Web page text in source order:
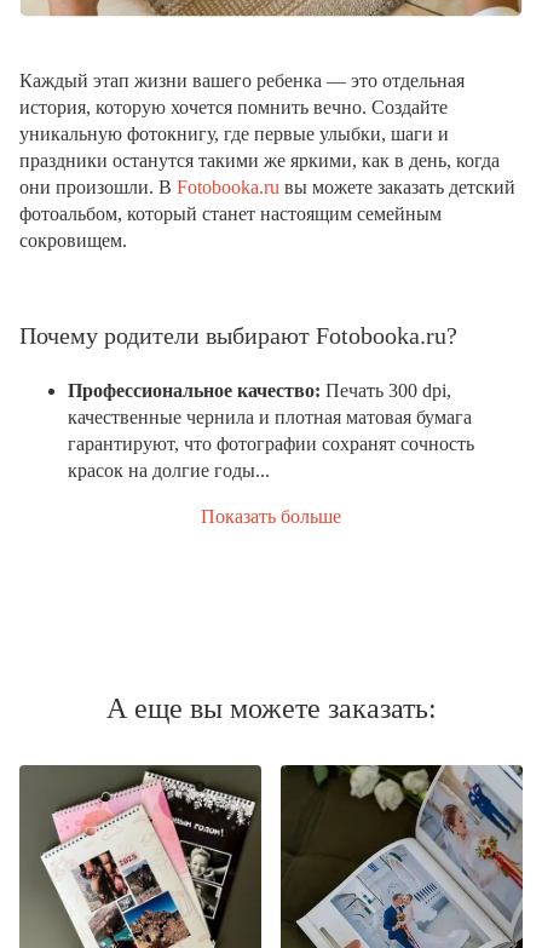
Каждый этап жизни вашего ребенка — это отдельная
история, которую хочется помнить вечно. Создайте
уникальную фотокнигу, где первые улыбки, шаги и
праздники останутся такими же яркими, как в день, когда
они произошли. В Fotobooka.ru вы можете заказать детский
фотоальбом, который станет настоящим семейным
сокровищем.
Почему родители выбирают Fotobooka.ru?
Профессиональное качество: Печать 300 dpi,
качественные чернила и плотная матовая бумага
гарантируют, что фотографии сохранят сочность
красок на долгие годы...
Показать больше
А еще вы можете заказать: